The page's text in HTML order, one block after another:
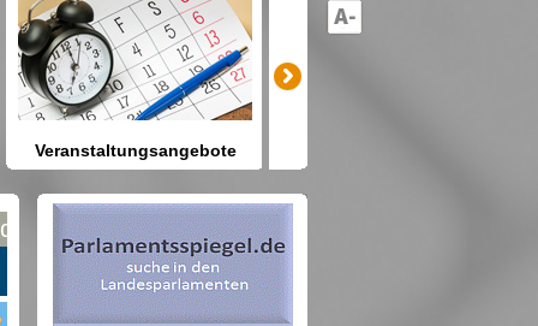
Veranstaltungsangebote
Sie Berlin und seine Angebote?
nach Gruppen--->hier drücken